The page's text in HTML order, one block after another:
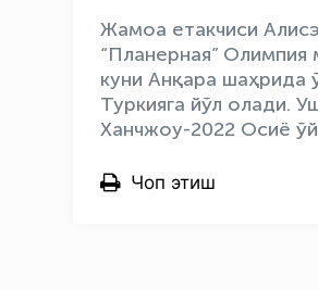
Жамоа етакчиси
“Планерная”
куни Анқара шаҳрида
Туркияга йўл олади.
Ханчжоу-2022 Осиё
Чоп этиш